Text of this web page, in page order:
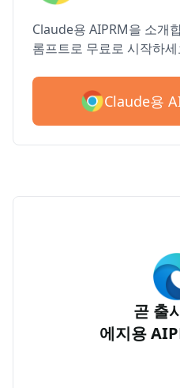
Claude용 AIPRM을 소개
롬프트로 무료로 시작하세
Claude용
곧 출
에지용